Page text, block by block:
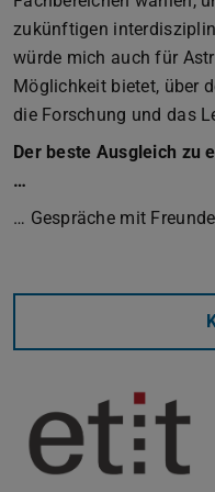
zukünftigen
würde mich auch für
Möglichkeit bietet, über
die Forschung und das
Der beste Ausgleich zu
…
… Gespräche mit